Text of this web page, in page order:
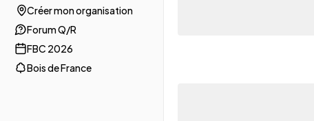
Créer mon organisation
Forum Q/R
FBC 2026
Bois de France